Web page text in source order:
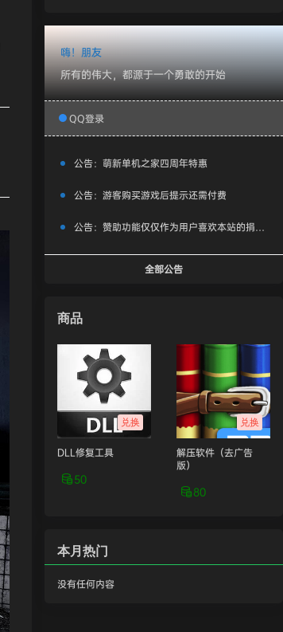
嗨！朋友
所有的伟大，都源于一个勇敢的开始
QQ登录
公告： 萌新单机之家四周年特惠
公告： 游客购买游戏后提示还需付费
公告： 赞助功能仅仅作为用户喜欢本站的捐赠打赏功能，同时赞助费用也将作为服务器费用,网盘扩容费用等，所有内容不作为商业行为。
全部公告
商品
兑换
DLL修复工具
50
兑换
解压软件（去广告
版）
80
本月热门
没有任何内容